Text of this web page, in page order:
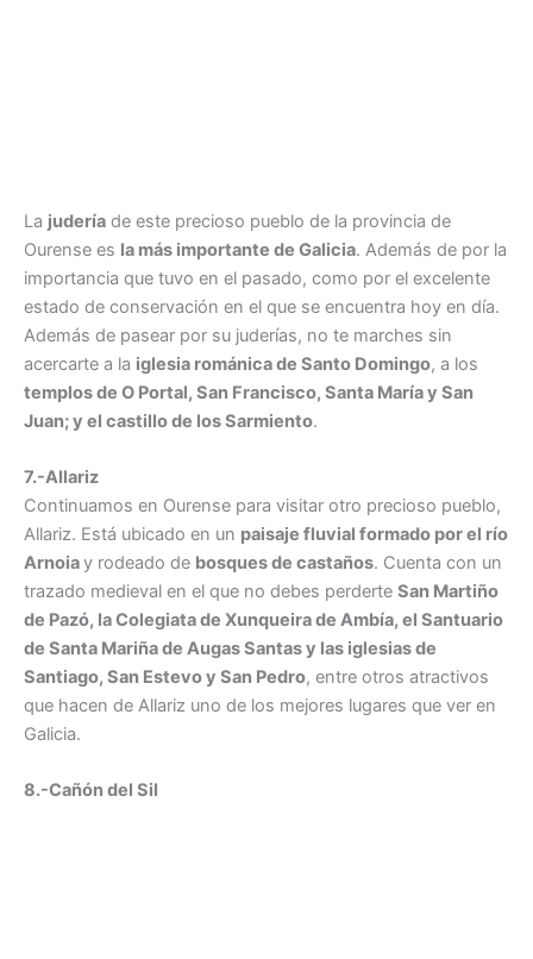
La judería de este precioso pueblo de la provincia de
Ourense es la más importante de Galicia. Además de por la
importancia que tuvo en el pasado, como por el excelente
estado de conservación en el que se encuentra hoy en día.
Además de pasear por su juderías, no te marches sin
acercarte a la iglesia románica de Santo Domingo, a los
templos de O Portal, San Francisco, Santa María y San
Juan; y el castillo de los Sarmiento.
7.-Allariz
Continuamos en Ourense para visitar otro precioso pueblo,
Allariz. Está ubicado en un paisaje fluvial formado por el río
Arnoiay rodeado de bosques de castaños. Cuenta con un
trazado medieval en el que no debes perderte San Martiño
de Pazó, la Colegiata de Xunqueira de Ambía, el Santuario
de Santa Mariña de Augas Santas y las iglesias de
Santiago, San Estevo y San Pedro, entre otros atractivos
que hacen de Allariz uno de los mejores lugares que ver en
Galicia.
8.-Cañón del Sil